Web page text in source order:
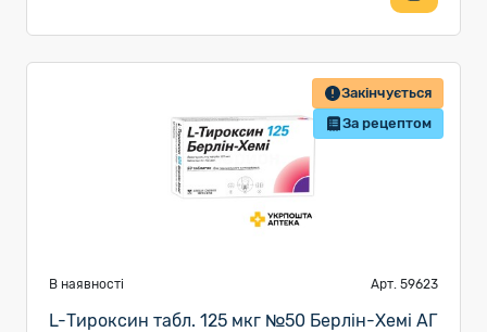
Закінчується
За рецептом
В наявності Арт. 59623
L-Тироксин табл. 125 мкг №50 Берлін-Хемі АГ